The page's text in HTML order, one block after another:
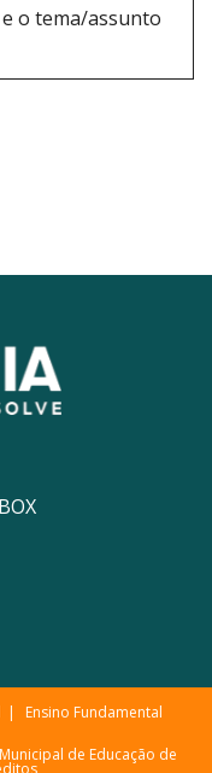
o tema/assunto
Ensino Fundamental
de Educação de